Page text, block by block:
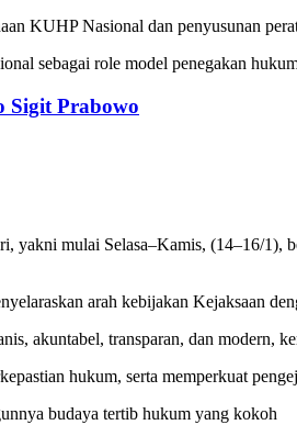
KUHP Nasional dan penyusunan
sebagai role model penegakan
Sigit Prabowo
mulai Selasa‎–‎‎Kamis, (14–‎16/1),
arah kebijakan Kejaksaan
akuntabel, transparan, dan modern,
hukum, serta memperkuat
budaya tertib hukum yang kokoh